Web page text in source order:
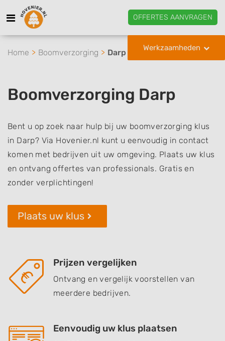
OFFERTES AANVRAGEN
Werkzaamheden
Home Boomverzorging Darp
Boomverzorging Darp
Bent u op zoek naar hulp bij uw boomverzorging klus
in Darp? Via Hovenier.nl kunt u eenvoudig in contact
komen met bedrijven uit uw omgeving. Plaats uw klus
en ontvang offertes van professionals. Gratis en
zonder verplichtingen!
Plaats uw klus
Prijzen vergelijken
Ontvang en vergelijk voorstellen van
meerdere bedrijven.
Eenvoudig uw klus plaatsen